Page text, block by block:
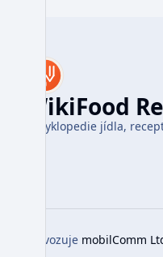
Toggle preferences
WikiFood
Encyklopedie jídla,
Provozuje mobilComm